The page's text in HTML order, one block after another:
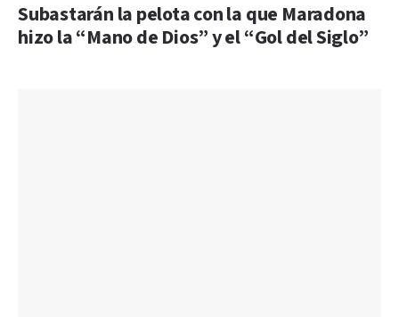
Subastarán la pelota con la que Maradona
hizo la “Mano de Dios” y el “Gol del Siglo”